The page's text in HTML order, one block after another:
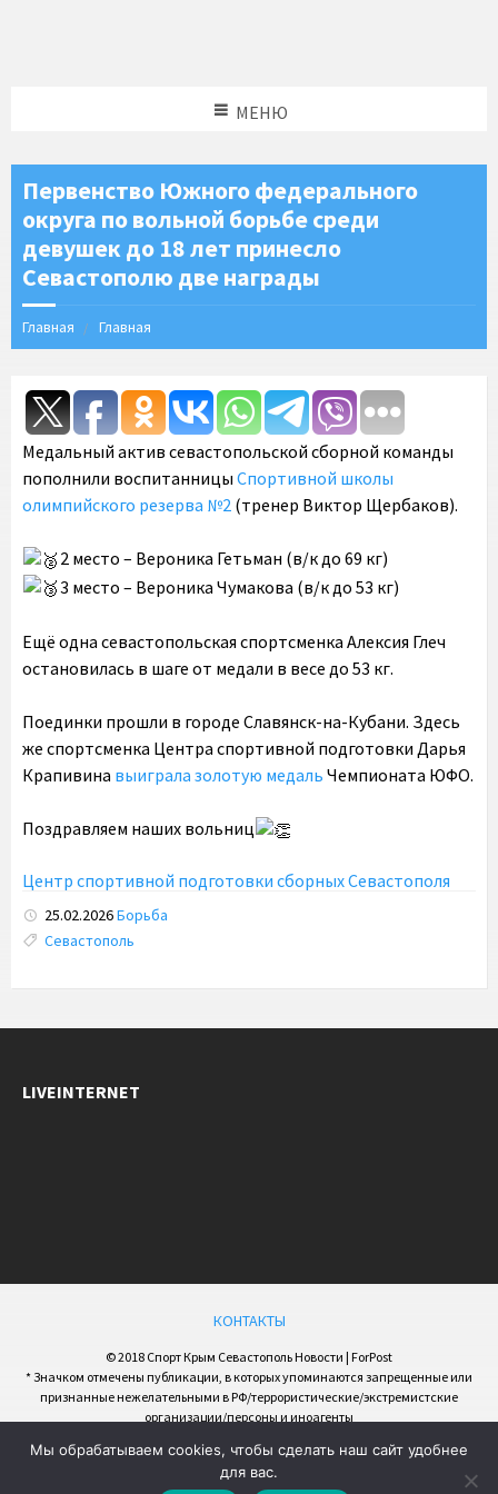
МЕНЮ
Первенство Южного федерального
округа по вольной борьбе среди
девушек до 18 лет принесло
Севастополю две награды
Главная Главная
Медальный актив севастопольской сборной команды
пополнили воспитанницы Спортивной школы
олимпийского резерва №2 (тренер Виктор Щербаков).
2 место – Вероника Гетьман (в/к до 69 кг)
3 место – Вероника Чумакова (в/к до 53 кг)
Ещё одна севастопольская спортсменка Алексия Глеч
остановилась в шаге от медали в весе до 53 кг.
Поединки прошли в городе Славянск-на-Кубани. Здесь
же спортсменка Центра спортивной подготовки Дарья
Крапивина выиграла золотую медаль Чемпионата ЮФО.
Поздравляем наших вольниц
Центр спортивной подготовки сборных Севастополя
25.02.2026Борьба
Tags:
Севастополь
LIVEINTERNET
КОНТАКТЫ
© 2018 Спорт Крым Севастополь Новости | ForPost
* Значком отмечены публикации, в которых упоминаются запрещенные или
признанные нежелательными в РФ/террористические/экстремистские
организации/персоны и иноагенты
Мы обрабатываем cookies, чтобы сделать наш сайт удобнее
для вас.